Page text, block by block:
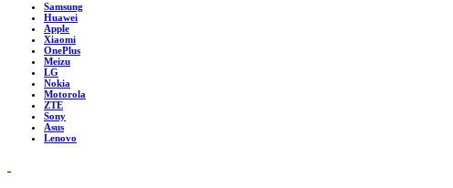
Samsung
Huawei
Apple
Xiaomi
OnePlus
Meizu
LG
Nokia
Motorola
ZTE
Sony
Asus
Lenovo